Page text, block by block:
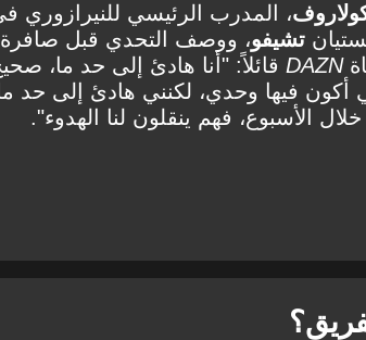
، المدرب الرئيسي للنيرازوري
تشيفو، ووصف التحدي قبل صافرة
DAZN قائلاً: "أنا هادئ إلى حد ما،
أكون فيها وحدي، لكنني هادئ إلى حد
الأسبوع، فهم ينقلون لنا الهدوء".